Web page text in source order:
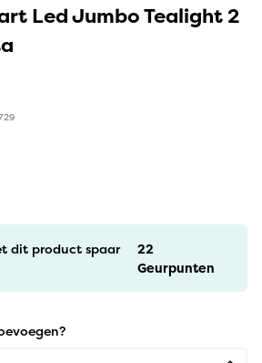
Led Jumbo Tealight 2
dit product spaar
22
Geurpunten